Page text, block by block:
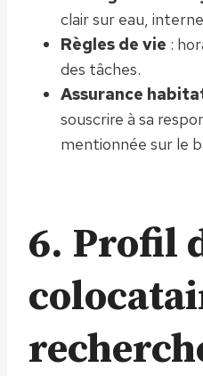
clair sur eau,
Règles de vie :
des tâches.
Assurance
souscrire à sa
mentionnée sur le
6. Profil